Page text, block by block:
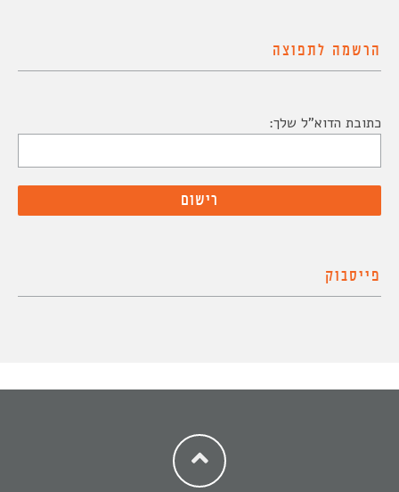
הרשמה לתפוצה
כתובת הדוא"ל שלך:
פייסבוק